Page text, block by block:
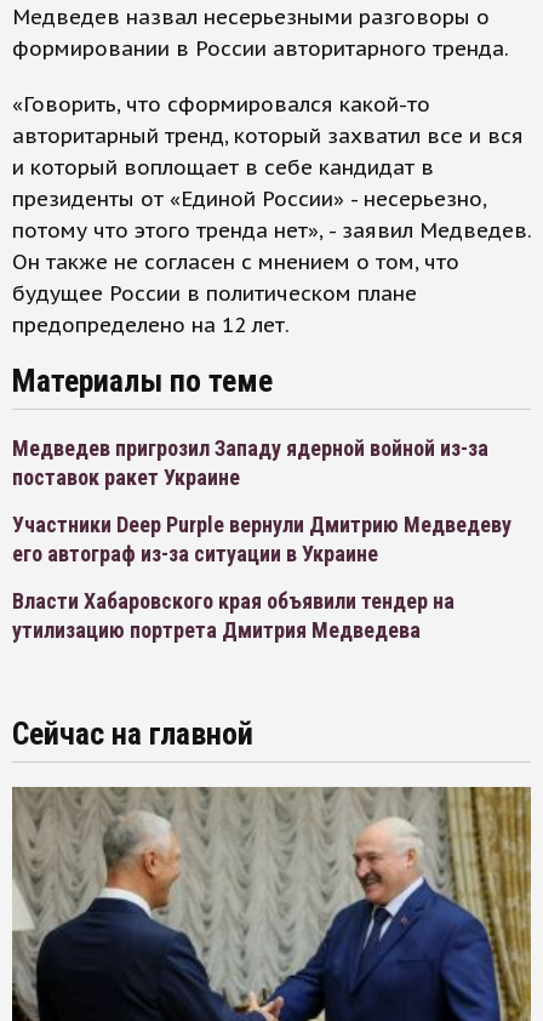
Медведев назвал несерьезными разговоры о
формировании в России авторитарного тренда.
«Говорить, что сформировался какой-то
авторитарный тренд, который захватил все и вся
и который воплощает в себе кандидат в
президенты от «Единой России» - несерьезно,
потому что этого тренда нет», - заявил Медведев.
Он также не согласен с мнением о том, что
будущее России в политическом плане
предопределено на 12 лет.
Материалы по теме
Медведев пригрозил Западу ядерной войной из-за
поставок ракет Украине
Участники Deep Purple вернули Дмитрию Медведеву
его автограф из-за ситуации в Украине
Власти Хабаровского края объявили тендер на
утилизацию портрета Дмитрия Медведева
Сейчас на главной